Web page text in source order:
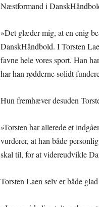
Næstformand i
»Det glæder mig, at en enig
DanskHåndbold. I Torsten
favne hele vores sport. Han
har han rødderne solidt
Hun fremhæver desuden
»Torsten har allerede et
vurderer, at han både
skal til, for at videreudvikle
Torsten Laen selv er både